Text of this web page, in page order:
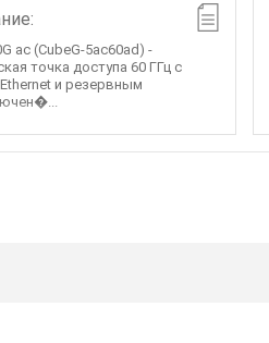
ac (CubeG-5ac60ad) -
точка доступа 60 ГГц с
и резервным